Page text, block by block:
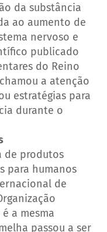
da substância
ao aumento de
nervoso e
publicado
do Reino
a atenção
estratégias para
durante o
de produtos
para humanos
de
a mesma
passou a ser